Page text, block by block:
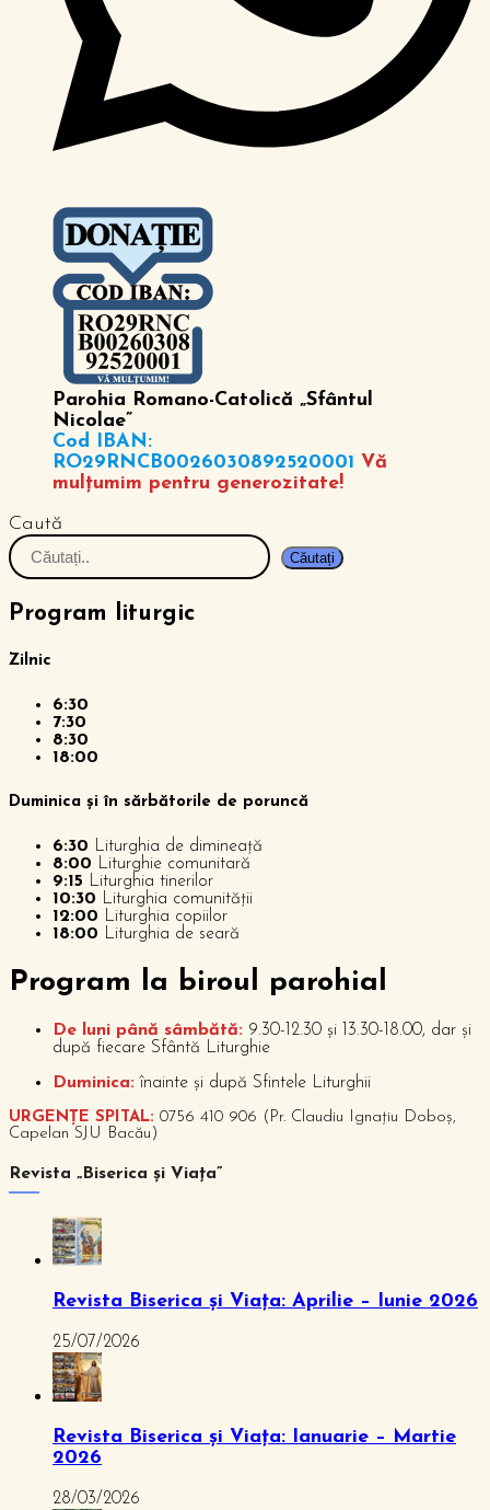
Parohia Romano-Catolică „Sfântul
Nicolae”
Cod IBAN:
RO29RNCB0026030892520001 Vă
mulțumim pentru generozitate!
Caută
Căutați
Program liturgic
Zilnic
6:30
7:30
8:30
18:00
Duminica și în sărbătorile de poruncă
6:30 Liturghia de dimineață
8:00 Liturghie comunitară
9:15 Liturghia tinerilor
10:30 Liturghia comunității
12:00 Liturghia copiilor
18:00 Liturghia de seară
Program la biroul parohial
De luni până sâmbătă: 9.30-12.30 și 13.30-18.00, dar și
după fiecare Sfântă Liturghie
Duminica: înainte și după Sfintele Liturghii
URGENȚE SPITAL: 0756 410 906 (Pr. Claudiu Ignațiu Doboș,
Capelan SJU Bacău)
Revista „Biserica și Viața”
Revista Biserica și Viața: Aprilie – Iunie 2026
25/07/2026
Revista Biserica și Viața: Ianuarie – Martie
2026
28/03/2026